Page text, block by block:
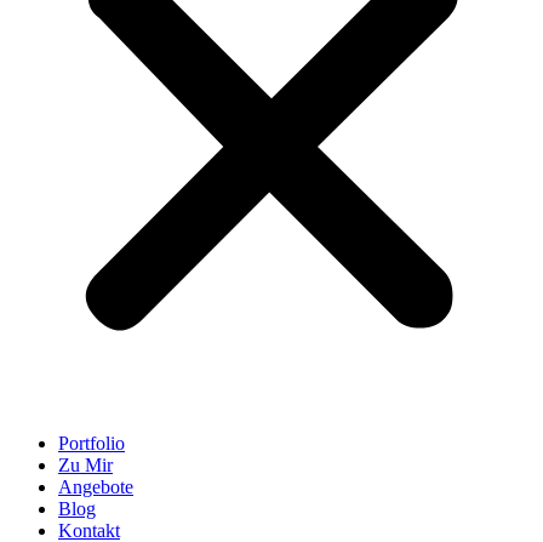
Portfolio
Zu Mir
Angebote
Blog
Kontakt